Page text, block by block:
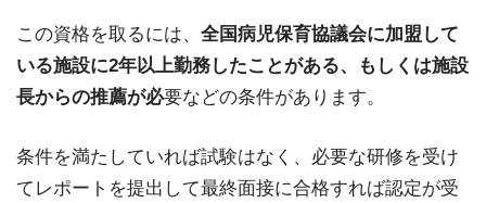
この資格を取るには、 全国病児保育協議会に加盟して
いる施設に2年以上勤務したことがある、もしくは施設
長からの推薦が必要などの条件があります。
条件を満たしていれば試験はなく、必要な研修を受け
てレポートを提出して最終面接に合格すれば認定が受